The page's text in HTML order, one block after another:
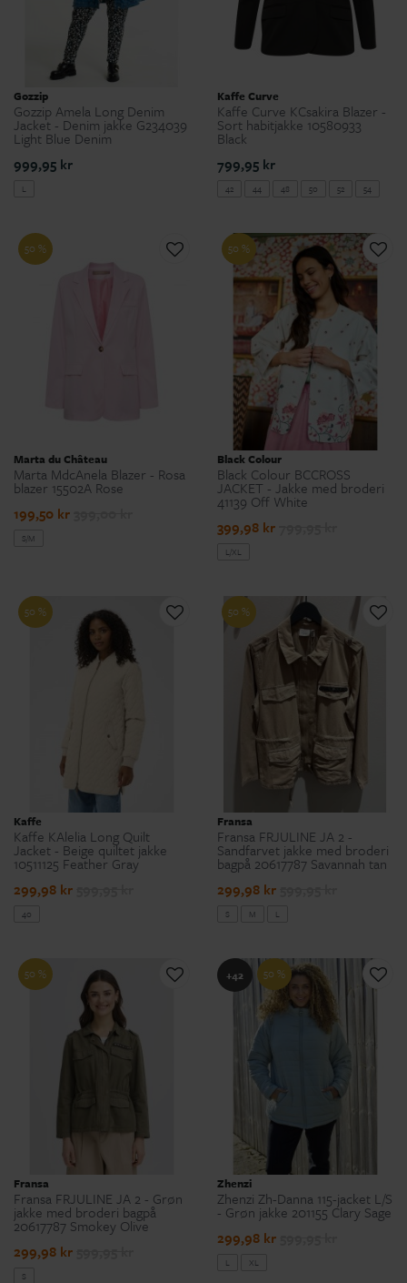
Gozzip
Gozzip Amela Long Denim
Jacket - Denim jakke G234039
Light Blue Denim
999,95 kr
L
Kaffe Curve
Kaffe Curve KCsakira Blazer -
Sort habitjakke 10580933
Black
799,95 kr
42 44 48 50 52 54
50 %
Marta du Château
Marta MdcAnela Blazer - Rosa
blazer 15502A Rose
199,50 kr
S/M
50 %
Black Colour
Black Colour BCCROSS
JACKET - Jakke med broderi
41139 Off White
399,98 kr
L/XL
50 %
Kaffe
Kaffe KAlelia Long Quilt
Jacket - Beige quiltet jakke
10511125 Feather Gray
299,98 kr
40
50 %
Fransa
Fransa FRJULINE JA 2 -
Sandfarvet jakke med broderi
bagpå 20617787 Savannah tan
299,98 kr
S M
50 %
Fransa
Fransa FRJULINE JA 2 - Grøn
jakke med broderi bagpå
20617787 Smokey Olive
299,98 kr
S
+42 50 %
Zhenzi
Zhenzi Zh-Danna 115-jacket L/S
- Grøn jakke 201155 Clary Sage
299,98 kr
XL